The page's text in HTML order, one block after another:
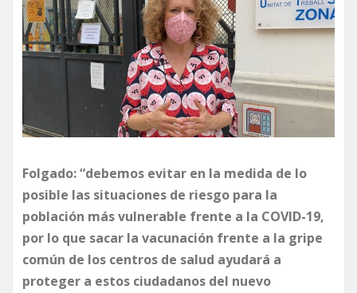
Folgado: “debemos evitar en la medida de lo
posible las situaciones de riesgo para la
población más vulnerable frente a la COVID-19,
por lo que sacar la vacunación frente a la gripe
común de los centros de salud ayudará a
proteger a estos ciudadanos del nuevo